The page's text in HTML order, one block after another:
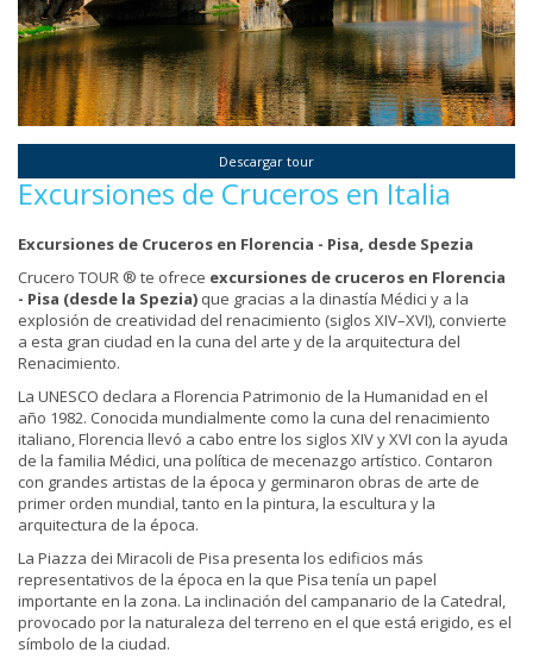
Descargar tour
Excursiones de Cruceros en Italia
Excursiones de Cruceros en Florencia - Pisa, desde Spezia
Crucero TOUR ® te ofrece excursiones de cruceros en Florencia
- Pisa (desde la Spezia) que gracias a la dinastía Médici y a la
explosión de creatividad del renacimiento (siglos XIV–XVI), convierte
a esta gran ciudad en la cuna del arte y de la arquitectura del
Renacimiento.
La UNESCO declara a Florencia Patrimonio de la Humanidad en el
año 1982. Conocida mundialmente como la cuna del renacimiento
italiano, Florencia llevó a cabo entre los siglos XIV y XVI con la ayuda
de la familia Médici, una política de mecenazgo artístico. Contaron
con grandes artistas de la época y germinaron obras de arte de
primer orden mundial, tanto en la pintura, la escultura y la
arquitectura de la época.
La Piazza dei Miracoli de Pisa presenta los edificios más
representativos de la época en la que Pisa tenía un papel
importante en la zona. La inclinación del campanario de la Catedral,
provocado por la naturaleza del terreno en el que está erigido, es el
símbolo de la ciudad.